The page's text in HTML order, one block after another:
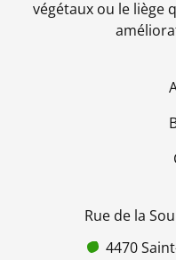
végétaux ou le liège
Rue de la
4470